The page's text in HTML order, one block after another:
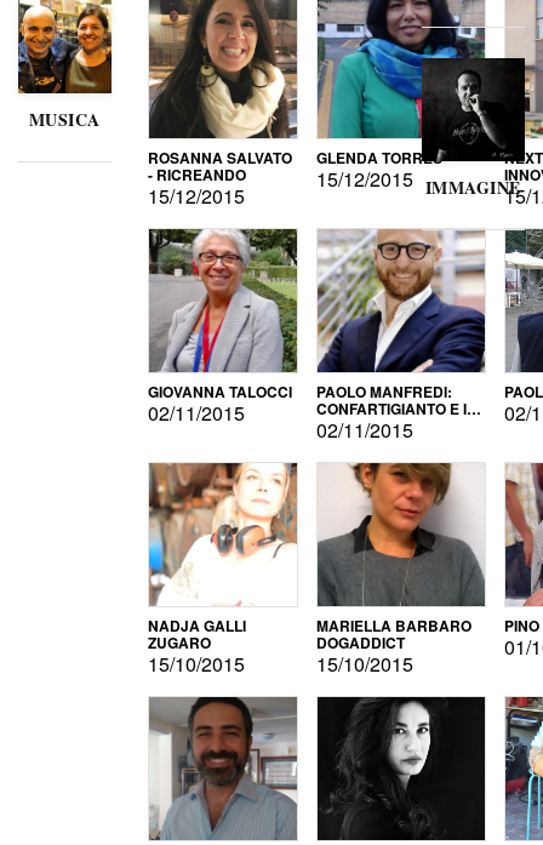
MUSICA
ROSANNA SALVATO
- RICREANDO
15/12/2015
GLENDA TORRES
15/12/2015
15/
GIOVANNA TALOCCI
02/11/2015
PAOLO MANFREDI:
CONFARTIGIANTO E IL
SONDAGGIO
02/11/2015
02/
NADJA GALLI
ZUGARO
15/10/2015
MARIELLA BARBARO
DOGADDICT
15/10/2015
01/
IMMAGINE